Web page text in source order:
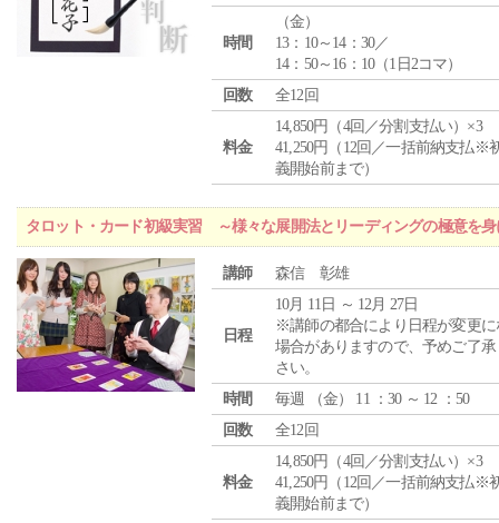
時間
（金）
13：10～14：30／
14：50～16：10（1日2コマ）
回数
全12回
料金
14,850円（4回／分割支払い）×3
41,250円（12回／一括前納支払※
義開始前まで）
タロット・カード初級実習 ～様々な展開法とリーディングの極意を身
講師 森信 彰雄
日程
10月 11日 ～ 12月 27日
※講師の都合により日程が変更に
場合がありますので、予めご了承
さい。
時間
毎週 （金） 11 ：30 ～ 12 ：50
回数
全12回
料金
14,850円（4回／分割支払い）×3
41,250円（12回／一括前納支払※
義開始前まで）